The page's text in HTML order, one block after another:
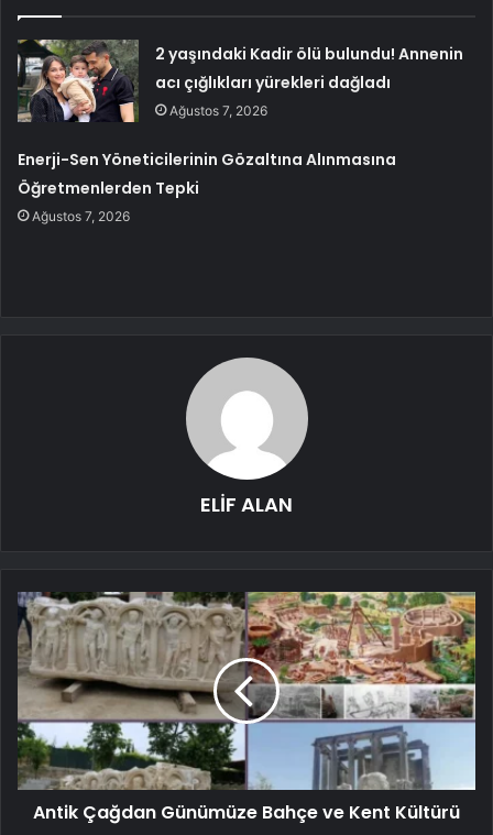
2 yaşındaki Kadir ölü bulundu! Annenin
acı çığlıkları yürekleri dağladı
Ağustos 7, 2026
Enerji-Sen Yöneticilerinin Gözaltına Alınmasına
Öğretmenlerden Tepki
Ağustos 7, 2026
ELİF ALAN
Antik Çağdan Günümüze Bahçe ve Kent Kültürü